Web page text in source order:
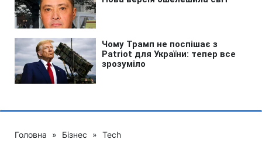
Головна » Бізнес » Tech